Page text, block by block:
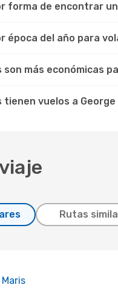
forma de encontrar
época del año para
son más económicas
tienen vuelos a George
Rutas